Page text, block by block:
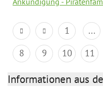
1 ...
8
9 10 11
Informationen aus